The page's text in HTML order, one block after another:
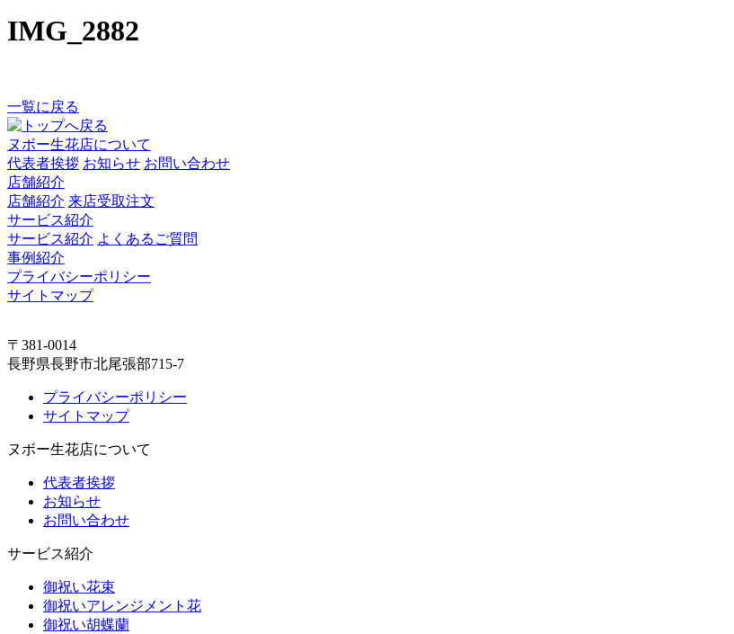
IMG_2882
一覧に戻る
ヌボー生花店について
代表者挨拶 お知らせ お問い合わせ
店舗紹介
店舗紹介 来店受取注文
サービス紹介
サービス紹介 よくあるご質問
事例紹介
プライバシーポリシー
サイトマップ
〒381-0014
長野県長野市北尾張部715-7
プライバシーポリシー
サイトマップ
ヌボー生花店について
代表者挨拶
お知らせ
お問い合わせ
サービス紹介
御祝い花束
御祝いアレンジメント花
御祝い胡蝶蘭